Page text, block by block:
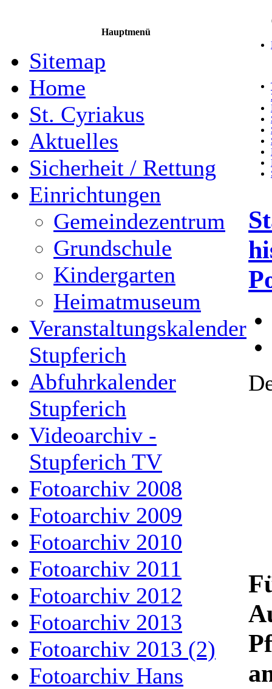
Hauptmenü
Sitemap
Home
St. Cyriakus
Aktuelles
Sicherheit / Rettung
Einrichtungen
Gemeindezentrum
Grundschule
Kindergarten
Heimatmuseum
Veranstaltungskalender
Stupferich
Abfuhrkalender
Stupferich
Videoarchiv -
Stupferich TV
Fotoarchiv 2008
Fotoarchiv 2009
Fotoarchiv 2010
Fotoarchiv 2011
Fotoarchiv 2012
Fotoarchiv 2013
Fotoarchiv 2013 (2)
Fotoarchiv Hans